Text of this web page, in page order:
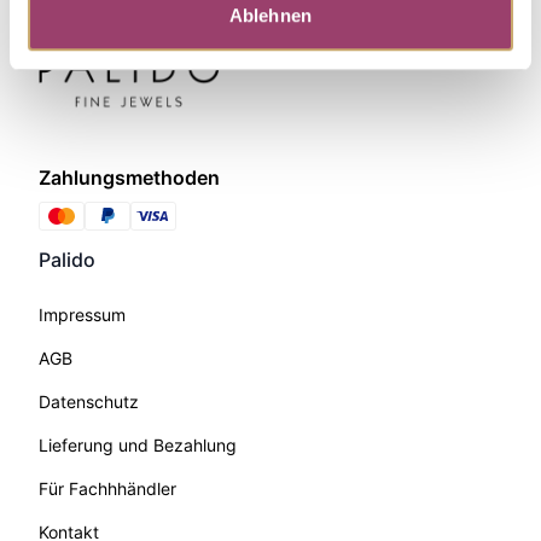
Ablehnen
Zahlungsmethoden
Palido
Impressum
AGB
Datenschutz
Lieferung und Bezahlung
Für Fachhhändler
Kontakt